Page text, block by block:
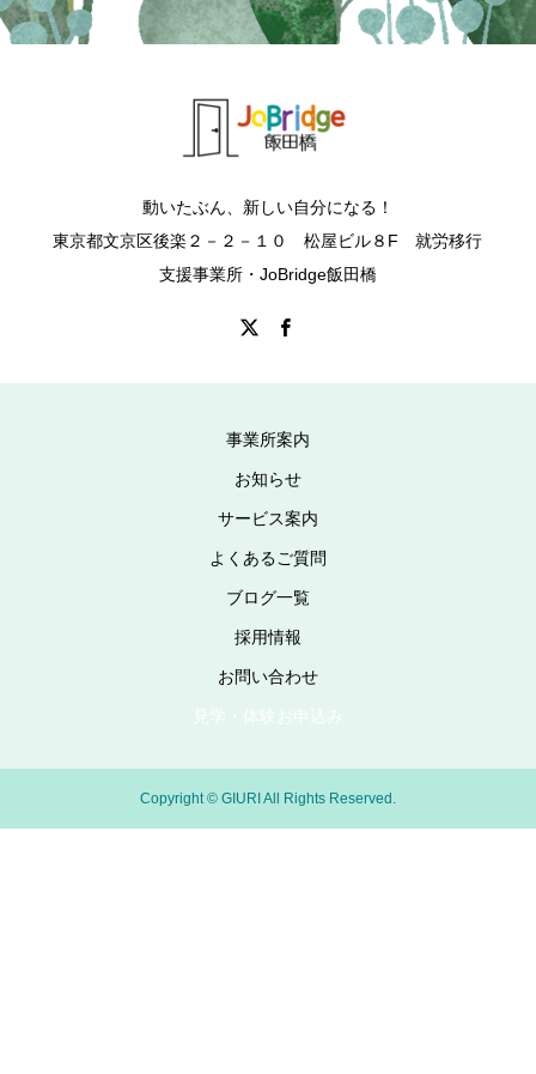
動いたぶん、新しい自分になる！
東京都文京区後楽２－２－１０ 松屋ビル８F 就労移行
支援事業所・JoBridge飯田橋
事業所案内
お知らせ
サービス案内
よくあるご質問
ブログ一覧
採用情報
お問い合わせ
見学・体験お申込み
Copyright © GIURI All Rights Reserved.